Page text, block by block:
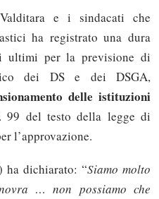
e i sindacati che
ha registrato una dura
ultimi per la previsione di
dei DS e dei DSGA,
delle istituzioni
99 del testo della legge di
l’approvazione.
ha dichiarato: “Siamo molto
… non possiamo che